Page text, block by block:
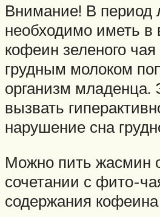
Внимание! В период
необходимо иметь в
кофеин зеленого
грудным молоком
организм младенца.
вызвать
нарушение сна
Можно пить жасмин
сочетании с фито-
содержания кофеина